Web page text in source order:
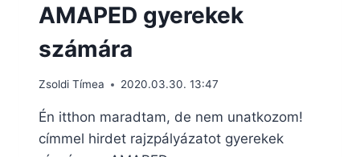
AMAPED gyerekek
számára
Zsoldi Tímea 2020.03.30. 13:47
Én itthon maradtam, de nem unatkozom!
címmel hirdet rajzpályázatot gyerekek